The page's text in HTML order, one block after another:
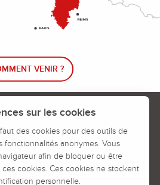
VENIR ?
des jours chassés
sur un parcours
Mentions légales
sur les cookies
des cookies pour des outils de
fonctionnalités anonymes. Vous
afin de bloquer ou être
cookies. Ces cookies ne stockent
personnelle.